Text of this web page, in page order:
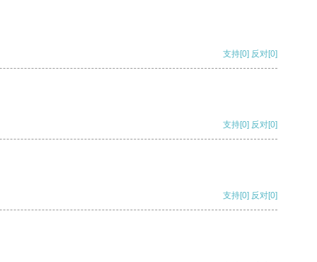
支持[0] 反对[0]
支持[0] 反对[0]
支持[0] 反对[0]